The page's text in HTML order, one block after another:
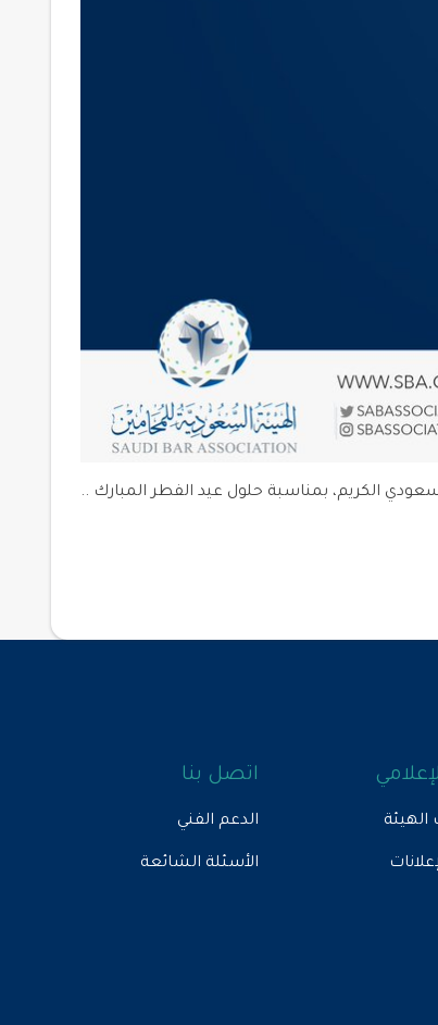
الكريم، بمناسبة حلول عيد الفطر المبارك ..
الهيئة
اتصل بنا
الدعم الفني
الأسئلة الشائعة